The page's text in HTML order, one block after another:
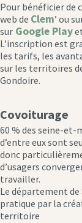
Pour bénéficier de
web de Clem’ ou
sur Google Play
L’inscription est
les tarifs, les
sur les territoires
Gondoire.
Covoiturage
60 % des seine-et-
d’entre eux sont
donc
d’usagers
travailler.
Le département
pratique par la
territoire